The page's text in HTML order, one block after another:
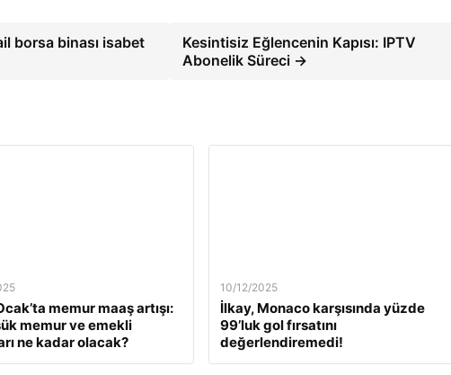
borsa binası isabet
Kesintisiz Eğlencenin Kapısı: IPTV
Abonelik Süreci →
memur maaş artışı:
memur ve emekli
ne kadar olacak?
10/12/2025
İlkay, Monaco karşısında yüzde
99’luk gol fırsatını
değerlendiremedi!